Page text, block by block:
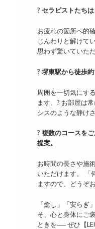
? セラピストたち
お疲れの箇所へ的
じんわりと解けて
思わず驚いていた
? 堺東駅から徒歩
周囲を一切気にす
ます。? お部屋は
シスのような静け
? 複数のコースを
提案。
お時間の長さや施
いただけます。 「
ますので、どうぞ
「癒し」「安らぎ
そ、心と身体にご
ときを── ぜひ【